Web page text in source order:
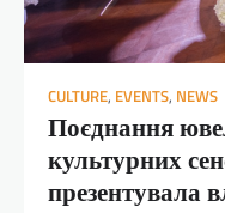
CULTURE, EVENTS, NEWS
Поєднання
культурних
презентувала